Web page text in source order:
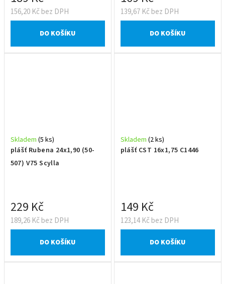
156,20 Kč bez DPH
DO KOŠÍKU
139,67 Kč bez DPH
DO KOŠÍKU
plášť Rubena 24x1,90 (50-
507) V75 Scylla
Skladem (5 ks)
189,26 Kč bez DPH
229 Kč
DO KOŠÍKU
plášť CST 16x1,75 C1446
Skladem (2 ks)
123,14 Kč bez DPH
149 Kč
DO KOŠÍKU